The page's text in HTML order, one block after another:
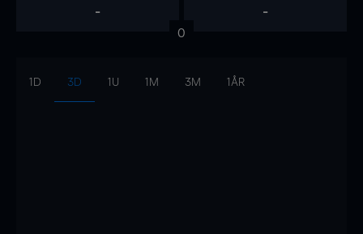
- -
0
1D 3D 1U 1M 3M 1ÅR